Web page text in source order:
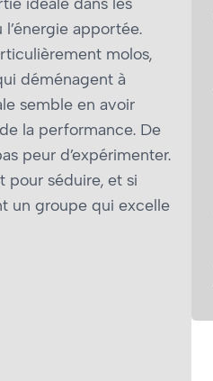
apportée.
molos,
déménagent à
semble en avoir
la performance. De
peur d’expérimenter.
pour séduire, et si
un groupe qui excelle